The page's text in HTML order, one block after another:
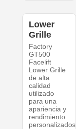
Lower
Grille
Factory
GT500
Facelift
Lower Grille
de alta
calidad
utilizado
para una
apariencia y
rendimiento
personalizados.